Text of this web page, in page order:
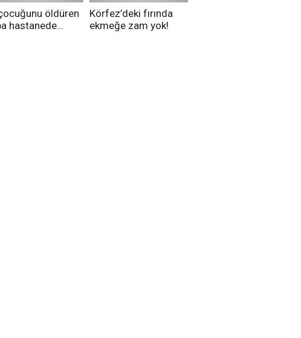
öldüren
hastanede
Körfez’deki fırında
ekmeğe zam yok!